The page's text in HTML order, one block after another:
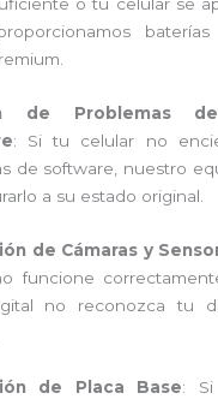
de Problemas
: Si tu celular no
de software, nuestro
a su estado original.
de Cámaras y
funcione
no reconozca tu
de Placa Base: Si